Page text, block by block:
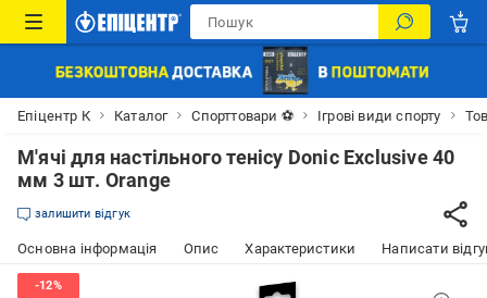
Епіцентр К Каталог Спорттовари ⚽ Ігрові види спорту
М'ячі для настільного тенісу Donic Exclusive 40
мм 3 шт. Orange
залишити відгук
Основна інформація Опис Характеристики Написати